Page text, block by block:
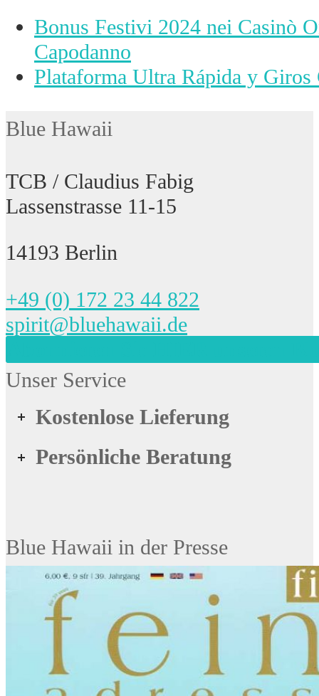
vorheriger
Beitrag:
Bonus Festivi 2024 nei Casinò
Capodanno
Nächster
Plataforma Ultra Rápida y
Blue Hawaii
TCB / Claudius Fabig
Lassenstrasse 11-15
14193 Berlin
+49 (0) 172 23 44 822
spirit@bluehawaii.de
Unser Service
Kostenlose Lieferung
Persönliche Beratung
Blue Hawaii in der Presse